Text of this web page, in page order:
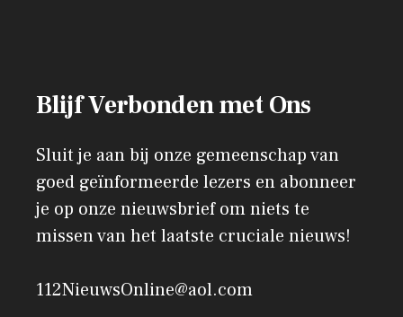
Blijf Verbonden met Ons
Sluit je aan bij onze gemeenschap van
goed geïnformeerde lezers en abonneer
je op onze nieuwsbrief om niets te
missen van het laatste cruciale nieuws!
112NieuwsOnline@aol.com